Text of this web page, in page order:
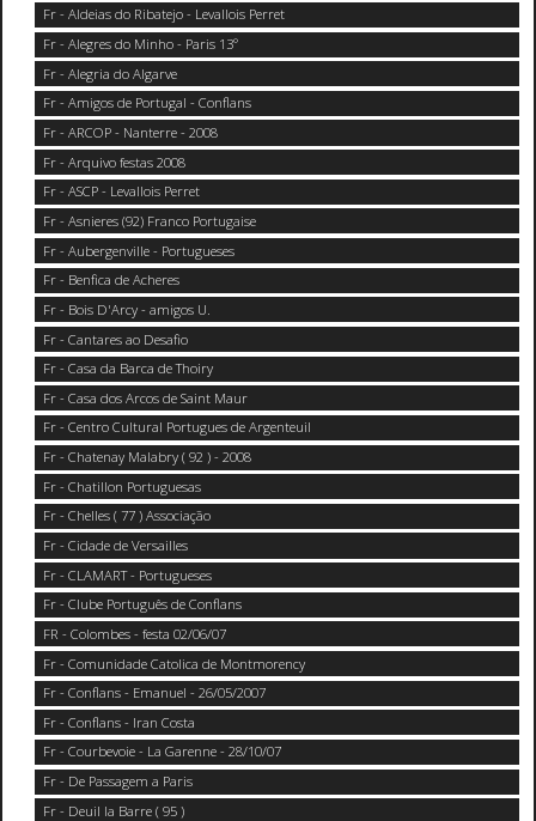
Fr - Aldeias do Ribatejo - Levallois Perret
Fr - Alegres do Minho - Paris 13°
Fr - Alegria do Algarve
Fr - Amigos de Portugal - Conflans
Fr - ARCOP - Nanterre - 2008
Fr - Arquivo festas 2008
Fr - ASCP - Levallois Perret
Fr - Asnieres (92) Franco Portugaise
Fr - Aubergenville - Portugueses
Fr - Benfica de Acheres
Fr - Bois D'Arcy - amigos U.
Fr - Cantares ao Desafio
Fr - Casa da Barca de Thoiry
Fr - Casa dos Arcos de Saint Maur
Fr - Centro Cultural Portugues de Argenteuil
Fr - Chatenay Malabry ( 92 ) - 2008
Fr - Chatillon Portuguesas
Fr - Chelles ( 77 ) Associação
Fr - Cidade de Versailles
Fr - CLAMART - Portugueses
Fr - Clube Português de Conflans
FR - Colombes - festa 02/06/07
Fr - Comunidade Catolica de Montmorency
Fr - Conflans - Emanuel - 26/05/2007
Fr - Conflans - Iran Costa
Fr - Courbevoie - La Garenne - 28/10/07
Fr - De Passagem a Paris
Fr - Deuil la Barre ( 95 )